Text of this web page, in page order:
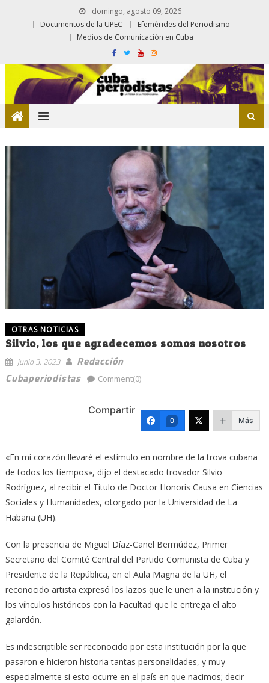
domingo, agosto 09, 2026
Documentos de la UPEC
Efemérides del Periodismo
Medios de Comunicación en Cuba
OTRAS NOTICIAS
Silvio, los que agradecemos somos nosotros
junio 3, 2023
Redacción
Cubaperiodistas
Comment(0)
Compartir
0 Más
«En mi corazón llevaré el estímulo en nombre de la trova cubana
de todos los tiempos», dijo el destacado trovador Silvio
Rodríguez, al recibir el Título de Doctor Honoris Causa en Ciencias
Sociales y Humanidades, otorgado por la Universidad de La
Habana (UH).
Con la presencia de Miguel Díaz-Canel Bermúdez, Primer
Secretario del Comité Central del Partido Comunista de Cuba y
Presidente de la República, en el Aula Magna de la UH, el
reconocido artista expresó los lazos que le unen a la institución y
los vínculos históricos con la Facultad que le entrega el alto
galardón.
Es indescriptible ser reconocido por esta institución por la que
pasaron e hicieron historia tantas personalidades, y muy
especialmente si esto ocurre en el país en que nacimos; decir